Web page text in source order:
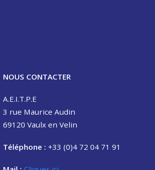
NOUS CONTACTER
A.E.I.T.P.E
3 rue Maurice Audin
69120 Vaulx en Velin
Téléphone : +33 (0)4 72 04 71 91